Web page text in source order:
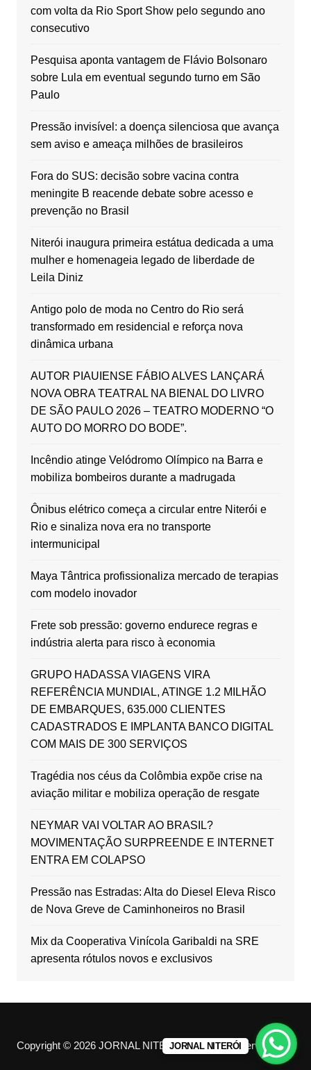
com volta da Rio Sport Show pelo segundo ano
consecutivo
Pesquisa aponta vantagem de Flávio Bolsonaro
sobre Lula em eventual segundo turno em São
Paulo
Pressão invisível: a doença silenciosa que avança
sem aviso e ameaça milhões de brasileiros
Fora do SUS: decisão sobre vacina contra
meningite B reacende debate sobre acesso e
prevenção no Brasil
Niterói inaugura primeira estátua dedicada a uma
mulher e homenageia legado de liberdade de
Leila Diniz
Antigo polo de moda no Centro do Rio será
transformado em residencial e reforça nova
dinâmica urbana
AUTOR PIAUIENSE FÁBIO ALVES LANÇARÁ
NOVA OBRA TEATRAL NA BIENAL DO LIVRO
DE SÃO PAULO 2026 – TEATRO MODERNO “O
AUTO DO MORRO DO BODE”.
Incêndio atinge Velódromo Olímpico na Barra e
mobiliza bombeiros durante a madrugada
Ônibus elétrico começa a circular entre Niterói e
Rio e sinaliza nova era no transporte
intermunicipal
Maya Tântrica profissionaliza mercado de terapias
com modelo inovador
Frete sob pressão: governo endurece regras e
indústria alerta para risco à economia
GRUPO HADASSA VIAGENS VIRA
REFERÊNCIA MUNDIAL, ATINGE 1.2 MILHÃO
DE EMBARQUES, 635.000 CLIENTES
CADASTRADOS E IMPLANTA BANCO DIGITAL
COM MAIS DE 300 SERVIÇOS
Tragédia nos céus da Colômbia expõe crise na
aviação militar e mobiliza operação de resgate
NEYMAR VAI VOLTAR AO BRASIL?
MOVIMENTAÇÃO SURPREENDE E INTERNET
ENTRA EM COLAPSO
Pressão nas Estradas: Alta do Diesel Eleva Risco
de Nova Greve de Caminhoneiros no Brasil
Mix da Cooperativa Vinícola Garibaldi na SRE
apresenta rótulos novos e exclusivos
Copyright © 2026 JORNAL NITERÓI. All rights reserved.
JORNAL NITERÓI